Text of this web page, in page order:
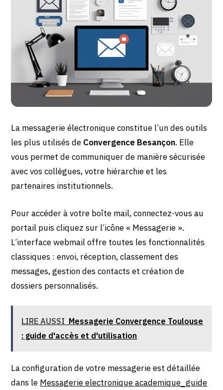
La messagerie électronique constitue l’un des outils
les plus utilisés de Convergence Besançon. Elle
vous permet de communiquer de manière sécurisée
avec vos collègues, votre hiérarchie et les
partenaires institutionnels.
Pour accéder à votre boîte mail, connectez-vous au
portail puis cliquez sur l’icône « Messagerie ».
L’interface webmail offre toutes les fonctionnalités
classiques : envoi, réception, classement des
messages, gestion des contacts et création de
dossiers personnalisés.
LIRE AUSSI Messagerie Convergence Toulouse
: guide d'accès et d'utilisation
La configuration de votre messagerie est détaillée
dans le Messagerie electronique academique_guide